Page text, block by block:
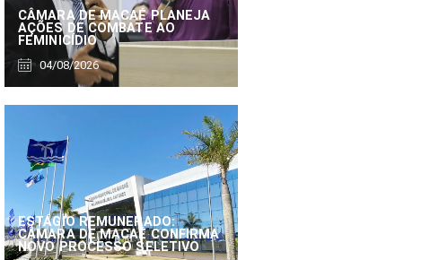
CÂMARA DE MACAÉ PLANEJA
AÇÕES DE COMBATE AO
FEMINICÍDIO
04/08/2026
ESTÁGIO REMUNERADO:
CÂMARA DE MACAÉ CONFIRMA
NOVO PROCESSO SELETIVO